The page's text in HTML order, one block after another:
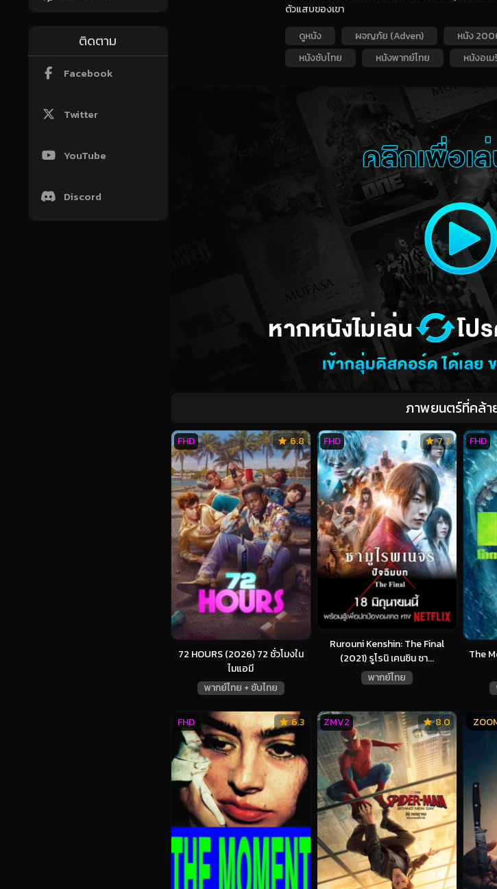
ติดตาม
Facebook
Twitter
YouTube
Discord
ตัวแสบของเขา
ดูหนัง
ผจญภัย (Adven) หนัง
หนังซับไทย
หนังพากย์ไทย หนังอเ
ภาพยนตร์ที่คล้า
72 HOURS (2026) 72 ชั่วโมงใน
ไมแอมี
พากย์ไทย + ซับไทย
6.8
FHD
Rurouni Kenshin: The Final
(2021) รูโรนิ เคนชิน ซา...
พากย์ไทย
7.7
FHD
The
FHD
6.3
FHD 8.0
ZMV2